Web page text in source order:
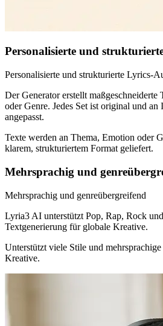
Personalisierte und
Personalisierte und strukturierte Lyrics-
Der Generator erstellt maßgeschneiderte
oder Genre. Jedes Set ist original und
angepasst.
Texte werden an Thema, Emotion oder
klarem, strukturiertem Format geliefert.
Mehrsprachig und
Mehrsprachig und genreübergreifend
Lyria3 AI unterstützt Pop, Rap, Rock
Textgenerierung für globale Kreative.
Unterstützt viele Stile und
Kreative.